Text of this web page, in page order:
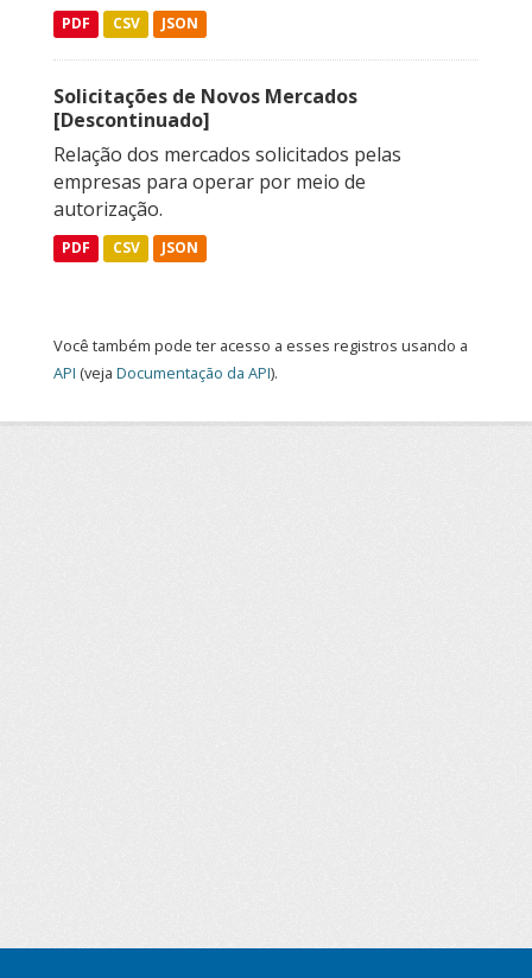
PDF CSV JSON
Solicitações de Novos Mercados
[Descontinuado]
Relação dos mercados solicitados pelas
empresas para operar por meio de
autorização.
PDF CSV JSON
Você também pode ter acesso a esses registros usando a
API (veja Documentação da API).